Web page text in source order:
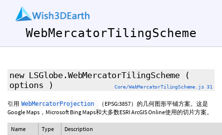
WebMercatorTilingScheme
new LSGlobe.WebMercatorTilingScheme
(
options
) Core/WebMercatorTilingScheme.js 31
引用 WebMercatorProjection
（EPSG:3857）的几何图形平铺方案。这是
Google Maps，Microsoft Bing Maps和大多数ESRI ArcGIS Online使用的切片方案。
Name Type Description